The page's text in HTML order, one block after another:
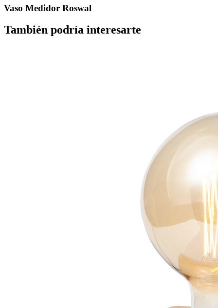
Vaso Medidor Roswal
También podría interesarte